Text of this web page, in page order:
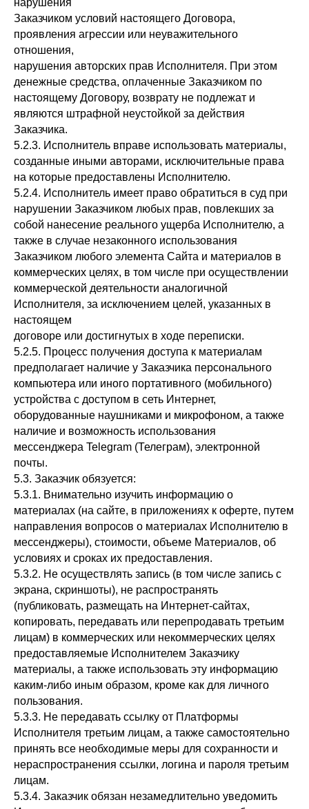
нарушения
Заказчиком условий настоящего Договора,
проявления агрессии или неуважительного
отношения,
нарушения авторских прав Исполнителя. При этом
денежные средства, оплаченные Заказчиком по
настоящему Договору, возврату не подлежат и
являются штрафной неустойкой за действия
Заказчика.
5.2.3. Исполнитель вправе использовать материалы,
созданные иными авторами, исключительные права
на которые предоставлены Исполнителю.
5.2.4. Исполнитель имеет право обратиться в суд при
нарушении Заказчиком любых прав, повлекших за
собой нанесение реального ущерба Исполнителю, а
также в случае незаконного использования
Заказчиком любого элемента Сайта и материалов в
коммерческих целях, в том числе при осуществлении
коммерческой деятельности аналогичной
Исполнителя, за исключением целей, указанных в
настоящем
договоре или достигнутых в ходе переписки.
5.2.5. Процесс получения доступа к материалам
предполагает наличие у Заказчика персонального
компьютера или иного портативного (мобильного)
устройства с доступом в сеть Интернет,
оборудованные наушниками и микрофоном, а также
наличие и возможность использования
мессенджера Telegram (Телеграм), электронной
почты.
5.3. Заказчик обязуется:
5.3.1. Внимательно изучить информацию о
материалах (на сайте, в приложениях к оферте, путем
направления вопросов о материалах Исполнителю в
мессенджеры), стоимости, объеме Материалов, об
условиях и сроках их предоставления.
5.3.2. Не осуществлять запись (в том числе запись с
экрана, скриншоты), не распространять
(публиковать, размещать на Интернет-сайтах,
копировать, передавать или перепродавать третьим
лицам) в коммерческих или некоммерческих целях
предоставляемые Исполнителем Заказчику
материалы, а также использовать эту информацию
каким-либо иным образом, кроме как для личного
пользования.
5.3.3. Не передавать ссылку от Платформы
Исполнителя третьим лицам, а также самостоятельно
принять все необходимые меры для сохранности и
нераспространения ссылки, логина и пароля третьим
лицам.
5.3.4. Заказчик обязан незамедлительно уведомить